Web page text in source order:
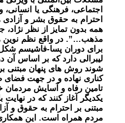
اجتماعی، فرهنگی یا
احترام به حقوق بشر و
همه بدون تمایز از نظر نژاد،
مذهب…”. در واقع نظم نوین
برای دوران پسا-فاشیسم
لیبرالی دارد که بر اساس آن
شوند روش های پنهان مبتنی
کناری نهاده و در جهت فضای
تامین رفاه و آسایش مردمان
یکدیگر آغاز کنند که در نهایت
مبتنی بر احترام به حقوق و
مردم همراه است. این